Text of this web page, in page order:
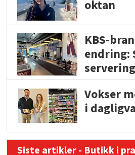
oktan
KBS-
endring:
Vokser
i
Siste artikler - Butikk i